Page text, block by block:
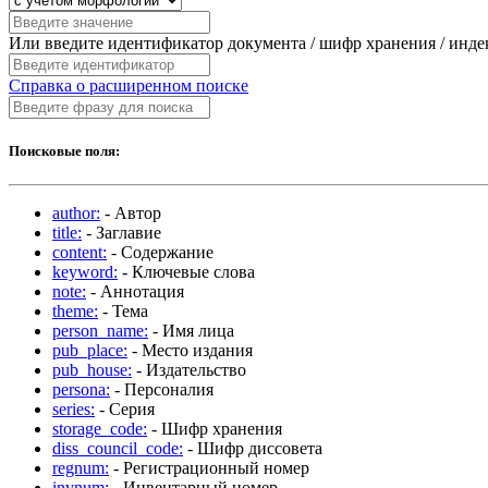
Или введите идентификатор документа / шифр хранения /
Справка о расширенном поиске
Поисковые поля:
author: - Автор
title: - Заглавие
content: - Содержание
keyword: - Ключевые слова
note: - Аннотация
theme: - Тема
person_name: - Имя лица
pub_place: - Место издания
pub_house: - Издательство
persona: - Персоналия
series: - Серия
storage_code: - Шифр хранения
diss_council_code: - Шифр диссовета
regnum: - Регистрационный номер